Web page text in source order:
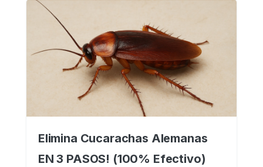
Elimina Cucarachas Alemanas
EN 3 PASOS! (100% Efectivo)